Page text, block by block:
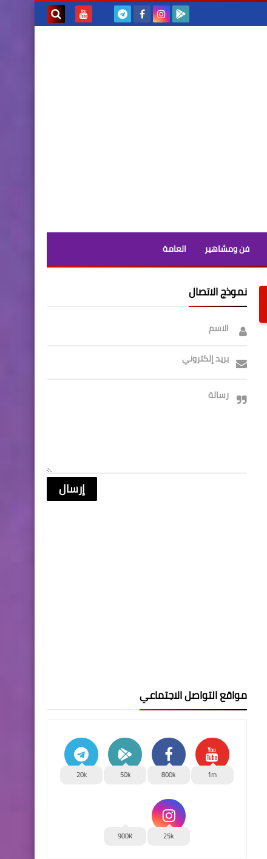
فن ومشاهير العامة
نموذج الاتصال
الاسم
بريد إلكتروني
رسالة
مواقع التواصل الاجتماعي
1m
800k
50k
20k
25k
900K